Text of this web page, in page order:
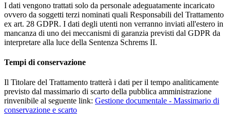
I dati vengono trattati solo da personale adeguatamente incaricato
ovvero da soggetti terzi nominati quali Responsabili del Trattamento
ex art. 28 GDPR. I dati degli utenti non verranno inviati all'estero in
mancanza di uno dei meccanismi di garanzia previsti dal GDPR da
interpretare alla luce della Sentenza Schrems II.
Tempi di conservazione
Il Titolare del Trattamento tratterà i dati per il tempo analiticamente
previsto dal massimario di scarto della pubblica amministrazione
rinvenibile al seguente link: Gestione documentale - Massimario di
conservazione e scarto